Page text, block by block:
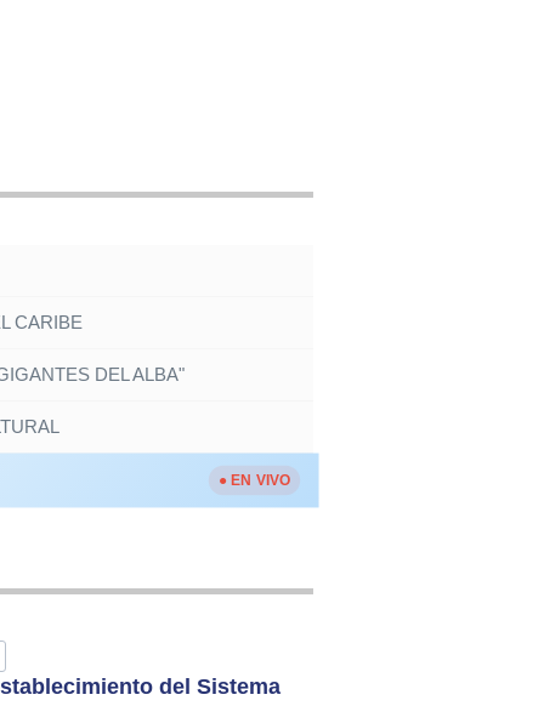
CARIBE
DEL ALBA"
● EN VIVO
del Sistema